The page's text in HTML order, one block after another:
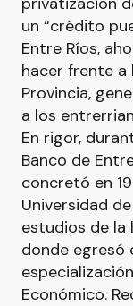
un “crédito
Entre Ríos,
hacer frente a
Provincia,
a los
En rigor,
Banco de
concretó en
Universidad
estudios de la
donde egresó
Económico.